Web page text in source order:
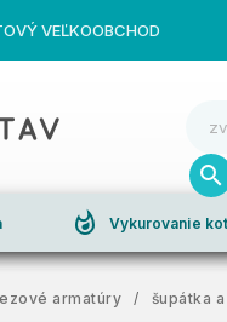
VEĽKOOBCHOD
whatshot Vykurovanie
armatúry / šupátka